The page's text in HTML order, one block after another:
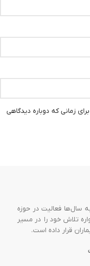
زمانی که دوباره دیدگاهی
سال‌ها فعالیت در حوزه
تلاش خود را در مسیر
قرار داده است.